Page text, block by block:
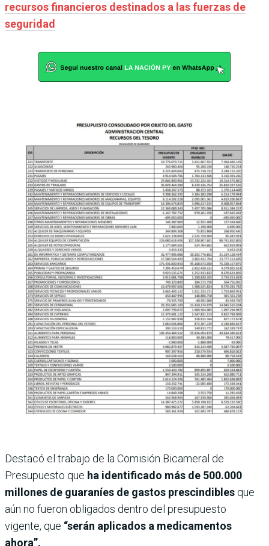
recursos financieros destinados a las fuerzas de
seguridad
Destacó el trabajo de la Comisión Bicameral de
Presupuesto que ha identificado más de 500.000
millones de guaraníes de gastos prescindibles que
aún no fueron obligados dentro del presupuesto
vigente, que “serán aplicados a medicamentos
ahora”.